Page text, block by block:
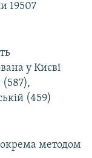
19507
у Києві
(587),
(459)
методом